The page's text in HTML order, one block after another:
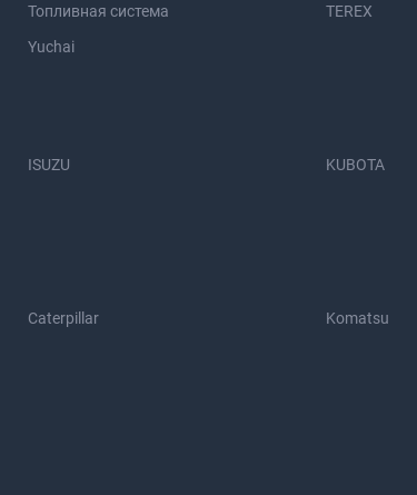
Топливная система
TEREX
Yuchai
ISUZU
KUBOTA
Caterpillar
Komatsu